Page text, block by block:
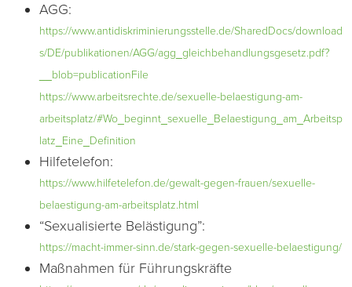
AGG:
https://www.antidiskriminierungsstelle.de/SharedDocs/download
s/DE/publikationen/AGG/agg_gleichbehandlungsgesetz.pdf?
__blob=publicationFile
https://www.arbeitsrechte.de/sexuelle-belaestigung-am-
arbeitsplatz/#Wo_beginnt_sexuelle_Belaestigung_am_Arbeitsp
latz_Eine_Definition
Hilfetelefon:
https://www.hilfetelefon.de/gewalt-gegen-frauen/sexuelle-
belaestigung-am-arbeitsplatz.html
“Sexualisierte Belästigung”:
https://macht-immer-sinn.de/stark-gegen-sexuelle-belaestigung/
Maßnahmen für Führungskräfte